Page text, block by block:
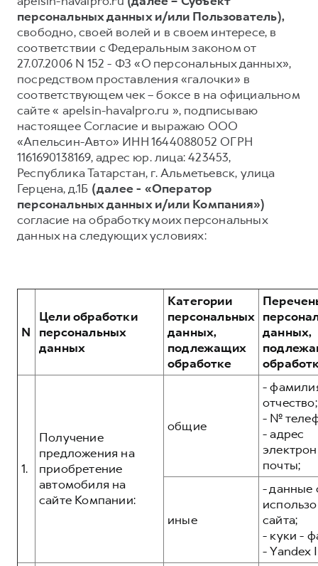
H7 H9
от 4 799 000 ₽
Тест-драйв
Трейд-ин
КРЕДИТ И СТРАХОВАНИЕ
Кредитный калькулятор
Страхование
Кредит
КОРПОРАТИВНЫМ КЛИЕНТАМ
Для малого бизнеса
Система управления автопарком
Сервис для корпоративных клиентов
HAVAL Лизинг
Коллекция PRO
Коллекция Базовая
Коллекция Детская
СЕРВИСНОЕ ОБСЛУЖИВАНИЕ
Нулевое ТО
Программа «Помощь на дороге»
Регламенты технического обслуживания
Электронный ПТС
ПОДДЕРЖКА
GWM Безопасность
Гарантия HAVAL
Мобильное приложение GWM
АКСЕССУАРЫ HAVAL
Автомобильные аксессуары
Коллекция Детская
О дилере
Наша команда
Контакты
персональных данных и/или Пользователь),
свободно, своей волей и в своем интересе, в
соответствии с Федеральным законом от
27.07.2006 N 152 - ФЗ «О персональных данных»,
посредством проставления «галочки» в
соответствующем чек – боксе в на официальном
сайте « apelsin-havalpro.ru », подписываю
настоящее Согласие и выражаю ООО
«Апельсин-Авто» ИНН 1644088052 ОГРН
1161690138169, адрес юр. лица: 423453,
Республика Татарстан, г. Альметьевск, улица
Герцена, д.1Б (далее - «Оператор
персональных данных и/или Компания»)
согласие на обработку моих персональных
данных на следующих условиях:
N
Цели обработки
персональных
данных
Категории
персональных
данных,
подлежащих
обработке
данных,
1.
Получение
предложения на
приобретение
автомобиля на
сайте Компании:
общие
-
отчество;
- №
- адрес
почты;
иные
- данные
сайта;
- куки -
- Yandex